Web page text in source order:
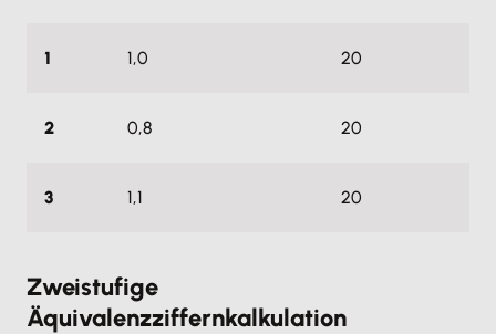
1 1,0 20
2 0,8 20
3 1,1 20
Zweistufige
Äquivalenzziffernkalkulation